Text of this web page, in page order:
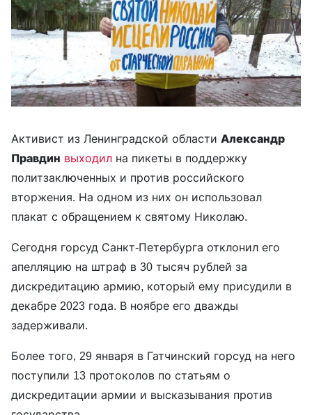
Активист из Ленинградской области Александр
Правдин выходил на пикеты в поддержку
политзаключенных и против российского
вторжения. На одном из них он использовал
плакат с обращением к святому Николаю.
Сегодня горсуд Санкт-Петербурга отклонил его
апелляцию на штраф в 30 тысяч рублей за
дискредитацию армию, который ему присудили в
декабре 2023 года. В ноябре его дважды
задерживали.
Более того, 29 января в Гатчинский горсуд на него
поступили 13 протоколов по статьям о
дискредитации армии и высказывания против